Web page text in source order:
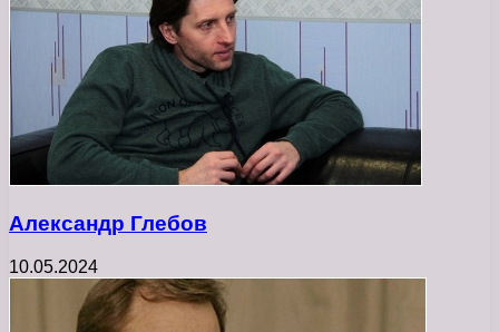
Александр Глебов
10.05.2024